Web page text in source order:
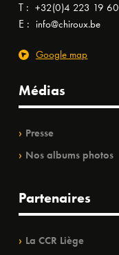
T : +32(0)4 223 19 60
E : info@chiroux.be
Google map
Médias
Presse
Nos albums photos
Partenaires
La CCR Liège